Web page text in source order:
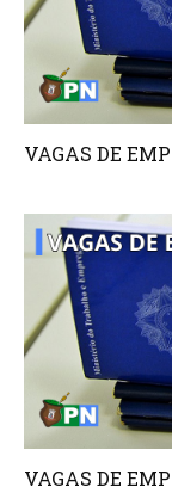
VAGAS DE
VAGAS DE